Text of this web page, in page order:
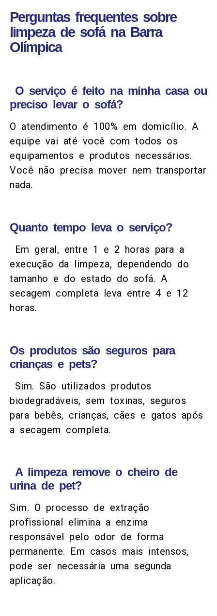
Perguntas frequentes sobre
limpeza de sofá na Barra
Olímpica
O serviço é feito na minha casa ou
preciso levar o sofá?
O atendimento é 100% em domicílio. A
equipe vai até você com todos os
equipamentos e produtos necessários.
Você não precisa mover nem transportar
nada.
Quanto tempo leva o serviço?
Em geral, entre 1 e 2 horas para a
execução da limpeza, dependendo do
tamanho e do estado do sofá. A
secagem completa leva entre 4 e 12
horas.
Os produtos são seguros para
crianças e pets?
Sim. São utilizados produtos
biodegradáveis, sem toxinas, seguros
para bebês, crianças, cães e gatos após
a secagem completa.
A limpeza remove o cheiro de
urina de pet?
Sim. O processo de extração
profissional elimina a enzima
responsável pelo odor de forma
permanente. Em casos mais intensos,
pode ser necessária uma segunda
aplicação.